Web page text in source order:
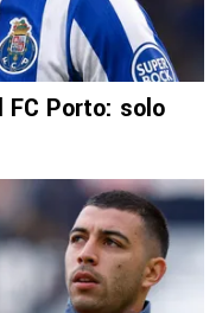
Porto: solo